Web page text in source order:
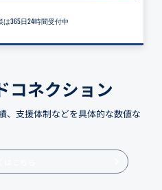
は365日24時間受付中
コネクション
、支援体制などを具体的な数値な